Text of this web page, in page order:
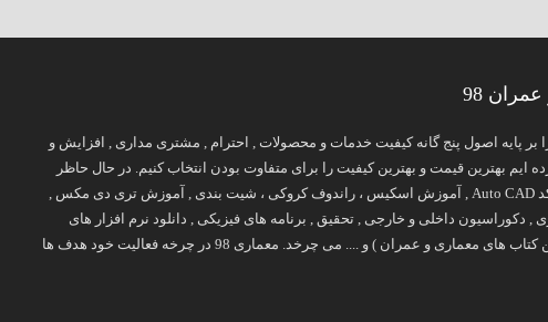
98
را بر پایه اصول پنج گانه کیفیت خدمات و محصولات , احترام , مشتری مداری , افزایش و
بهترین قیمت و بهترین کیفیت را برای متفاوت بودن انتخاب کنیم. در حال حاظر
طیف فعالیت معمار 98 روی برخی موضوعات تخصصی چون آموزش معماری ( آموزش Revit , آموزش اتوکد Auto CAD , آموزش اسکیس ، راندوف کروکی ، شیت بندی , آموزش تری دی مکس ,
( طرح1 , طرح 2 , طرح 3 , طرح 4 , طرح 5 ) , نقشه های معماری , دکوراسیون داخلی و خارجی , تحقیق , برنامه های فیزیکی , دانلود نرم افزار های
معماری , جزوه و کتاب های درسی ( کتاب های معماری , کتاب های عمران , کتاب های نایاب معماری , بهترین کتاب های معماری و عمران ) و .... می چرخد. معماری 98 در چرخه فعالیت خود هدف ها